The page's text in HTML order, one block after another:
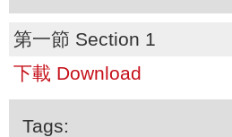
第一節 Section 1
下載 Download
Tags: